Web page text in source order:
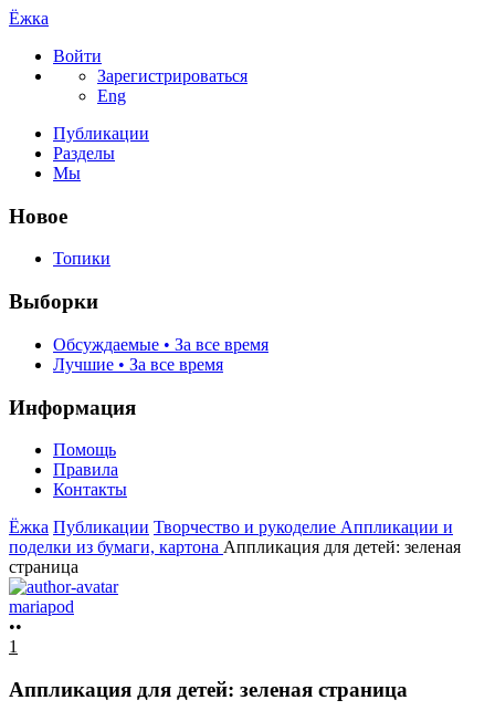
Ёжка
Войти
Зарегистрироваться
Eng
Публикации
Разделы
Мы
Новое
Топики
Выборки
Обсуждаемые • За все время
Лучшие • За все время
Информация
Помощь
Правила
Контакты
Ёжка Публикации Творчество и рукоделие Аппликации и
поделки из бумаги, картона Аппликация для детей: зеленая
страница
mariapod
••
1
Аппликация для детей: зеленая страница